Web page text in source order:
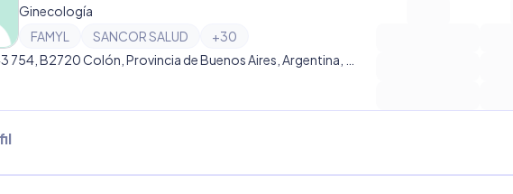
Ginecología
FAMYL
SANCOR SALUD +30